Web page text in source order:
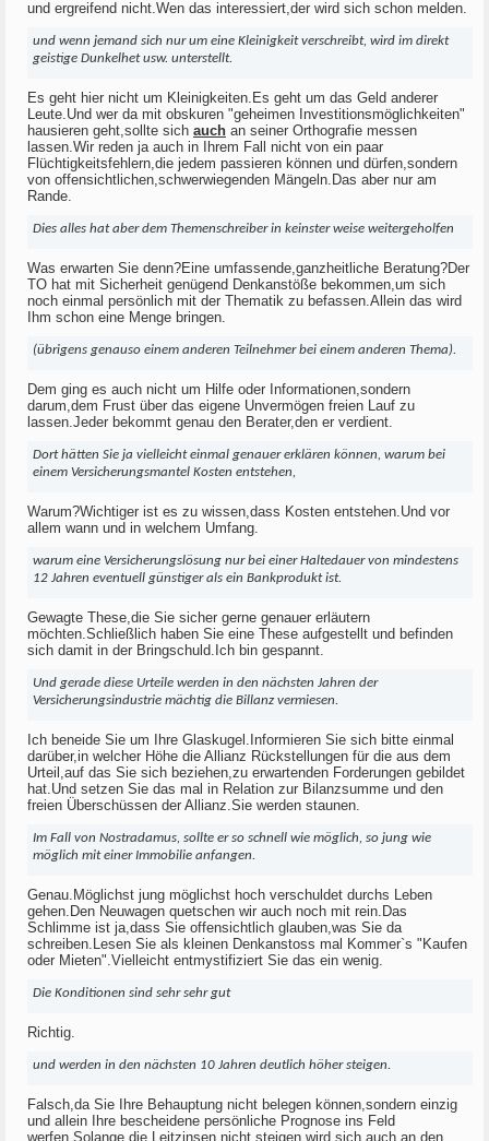
und ergreifend nicht.Wen das interessiert,der wird sich schon melden.
und wenn jemand sich nur um eine Kleinigkeit verschreibt, wird im direkt
geistige Dunkelhet usw. unterstellt.
Es geht hier nicht um Kleinigkeiten.Es geht um das Geld anderer
Leute.Und wer da mit obskuren "geheimen Investitionsmöglichkeiten"
hausieren geht,sollte sich auch an seiner Orthografie messen
lassen.Wir reden ja auch in Ihrem Fall nicht von ein paar
Flüchtigkeitsfehlern,die jedem passieren können und dürfen,sondern
von offensichtlichen,schwerwiegenden Mängeln.Das aber nur am
Rande.
Dies alles hat aber dem Themenschreiber in keinster weise weitergeholfen
Was erwarten Sie denn?Eine umfassende,ganzheitliche Beratung?Der
TO hat mit Sicherheit genügend Denkanstöße bekommen,um sich
noch einmal persönlich mit der Thematik zu befassen.Allein das wird
Ihm schon eine Menge bringen.
(übrigens genauso einem anderen Teilnehmer bei einem anderen Thema).
Dem ging es auch nicht um Hilfe oder Informationen,sondern
darum,dem Frust über das eigene Unvermögen freien Lauf zu
lassen.Jeder bekommt genau den Berater,den er verdient.
Dort hätten Sie ja vielleicht einmal genauer erklären können, warum bei
einem Versicherungsmantel Kosten entstehen,
Warum?Wichtiger ist es zu wissen,dass Kosten entstehen.Und vor
allem wann und in welchem Umfang.
warum eine Versicherungslösung nur bei einer Haltedauer von mindestens
12 Jahren eventuell günstiger als ein Bankprodukt ist.
Gewagte These,die Sie sicher gerne genauer erläutern
möchten.Schließlich haben Sie eine These aufgestellt und befinden
sich damit in der Bringschuld.Ich bin gespannt.
Und gerade diese Urteile werden in den nächsten Jahren der
Versicherungsindustrie mächtig die Billanz vermiesen.
Ich beneide Sie um Ihre Glaskugel.Informieren Sie sich bitte einmal
darüber,in welcher Höhe die Allianz Rückstellungen für die aus dem
Urteil,auf das Sie sich beziehen,zu erwartenden Forderungen gebildet
hat.Und setzen Sie das mal in Relation zur Bilanzsumme und den
freien Überschüssen der Allianz.Sie werden staunen.
Im Fall von Nostradamus, sollte er so schnell wie möglich, so jung wie
möglich mit einer Immobilie anfangen.
Genau.Möglichst jung möglichst hoch verschuldet durchs Leben
gehen.Den Neuwagen quetschen wir auch noch mit rein.Das
Schlimme ist ja,dass Sie offensichtlich glauben,was Sie da
schreiben.Lesen Sie als kleinen Denkanstoss mal Kommer`s "Kaufen
oder Mieten".Vielleicht entmystifiziert Sie das ein wenig.
Die Konditionen sind sehr sehr gut
Richtig.
und werden in den nächsten 10 Jahren deutlich höher steigen.
Falsch,da Sie Ihre Behauptung nicht belegen können,sondern einzig
und allein Ihre bescheidene persönliche Prognose ins Feld
werfen.Solange die Leitzinsen nicht steigen,wird sich auch an den